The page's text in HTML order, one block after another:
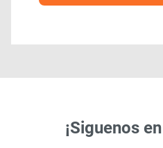
¡Siguenos